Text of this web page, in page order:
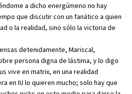
a dicho energúmeno no hay
que discutir con un fanático a quien
o la realidad, sino sólo la victoria de
detenidamente, Mariscal,
persona digna de lástima, y lo digo
vive en matrix, en una realidad
en IU lo quieren mucho; solo hay que